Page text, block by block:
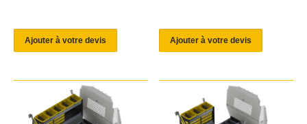
Ajouter à votre devis Ajouter à votre devis